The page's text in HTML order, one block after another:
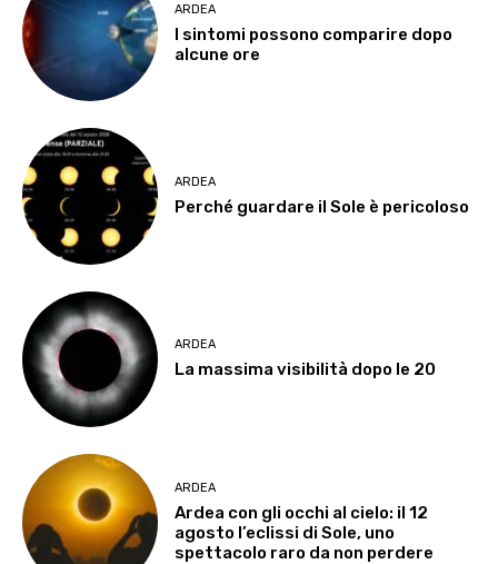
ARDEA
I sintomi possono comparire dopo
alcune ore
ARDEA
Perché guardare il Sole è pericoloso
ARDEA
La massima visibilità dopo le 20
ARDEA
Ardea con gli occhi al cielo: il 12
agosto l’eclissi di Sole, uno
spettacolo raro da non perdere